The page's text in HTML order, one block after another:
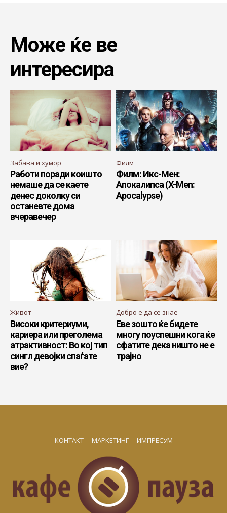
Може ќе ве
интересира
Забава и хумор
Работи поради коишто
немаше да се каете
денес доколку си
останевте дома
вчеравечер
Филм
Филм: Икс-Мен:
Апокалипса (X-Men:
Apocalypse)
Живот
Високи критериуми,
кариера или преголема
атрактивност: Во кој тип
сингл девојки спаѓате
вие?
Добро е да се знае
Еве зошто ќе бидете
многу поуспешни кога ќе
сфатите дека ништо не е
трајно
КОНТАКТ МАРКЕТИНГ ИМПРЕСУМ